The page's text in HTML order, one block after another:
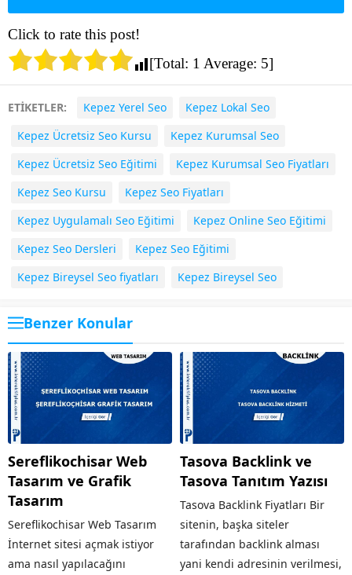
Click to rate this post!
[Total: 1 Average: 5]
ETİKETLER: Kepez Yerel Seo
Kepez Lokal Seo
Kepez Ücretsiz Seo Kursu
Kepez Kurumsal Seo
Kepez Ücretsiz Seo Eğitimi
Kepez Kurumsal Seo Fiyatları
Kepez Seo Kursu
Kepez Seo Fiyatları
Kepez Uygulamalı Seo Eğitimi
Kepez Online Seo Eğitimi
Kepez Seo Dersleri
Kepez Seo Eğitimi
Kepez Bireysel Seo fiyatları
Kepez Bireysel Seo
Benzer Konular
Sereflikochisar Web
Tasarım ve Grafik
Tasarım
Sereflikochisar Web Tasarım
İnternet sitesi açmak istiyor
ama nasıl yapılacağını
Tasova Backlink ve
Tasova Tanıtım Yazısı
Tasova Backlink Fiyatları Bir
sitenin, başka siteler
tarafından backlink alması
yani kendi adresinin verilmesi,